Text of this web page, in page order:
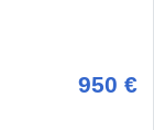
950 €